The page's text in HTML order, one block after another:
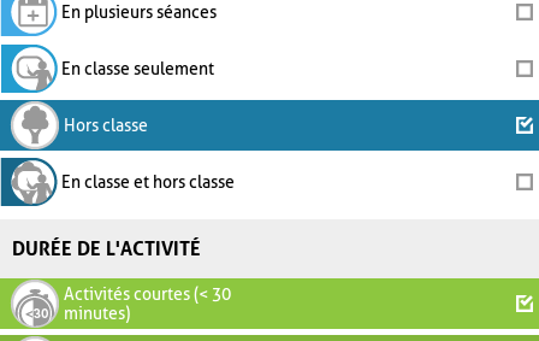
En plusieurs séances
En classe seulement
Hors classe
En classe et hors classe
DURÉE DE L'ACTIVITÉ
Activités courtes (< 30
minutes)